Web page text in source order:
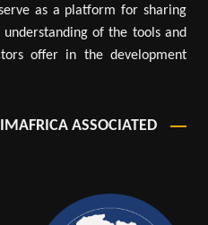
as a platform for sharing
of the tools and
offer in the development
ASSOCIATED